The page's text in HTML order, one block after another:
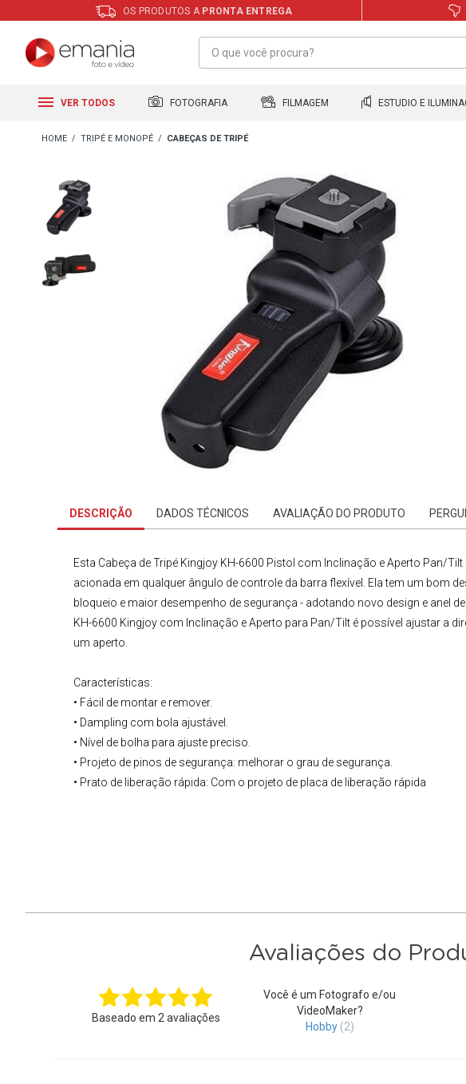
OS PRODUTOS A PRONTA ENTREGA
VER TODOS FOTOGRAFIA FILMAGEM ESTUDIO E
TRIPÉ E MONOPÉ CABEÇAS DE TRIPÉ
DESCRIÇÃO DADOS TÉCNICOS AVALIAÇÃO DO PRODUTO
Esta Cabeça de Tripé Kingjoy KH-6600 Pistol com Inclinação e Aperto Pan/Tilt
acionada em qualquer ângulo de controle da barra flexível. Ela tem um bom
bloqueio e maior desempenho de segurança - adotando novo design e anel
KH-6600 Kingjoy com Inclinação e Aperto para Pan/Tilt é possível ajustar a
um aperto.
Características:
• Fácil de montar e remover.
• Dampling com bola ajustável.
• Nível de bolha para ajuste preciso.
• Projeto de pinos de segurança: melhorar o grau de segurança.
• Prato de liberação rápida: Com o projeto de placa de liberação rápida
Avaliações do
Baseado em 2 avaliações
Você é um Fotografo e/ou
VideoMaker?
Hobby (2)